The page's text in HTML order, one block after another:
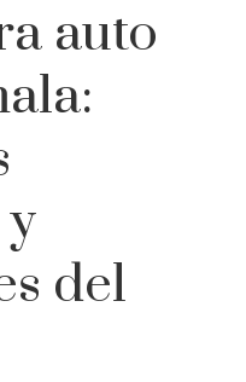
auto
del